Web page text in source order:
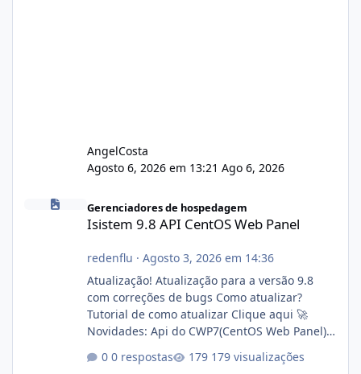
AngelCosta
Agosto 6, 2026 em 13:21 Ago 6, 2026
Isistem 9.8 API CentOS Web Panel
Gerenciadores de hospedagem
Isistem 9.8 API CentOS Web Panel
redenflu · Agosto 3, 2026 em 14:36
Atualização! Atualização para a versão 9.8
com correções de bugs Como atualizar?
Tutorial de como atualizar Clique aqui 🚀
Novidades: Api do CWP7(CentOS Web Panel)
autorizado a usasr o isistem:
0 respostas 179 visualizações